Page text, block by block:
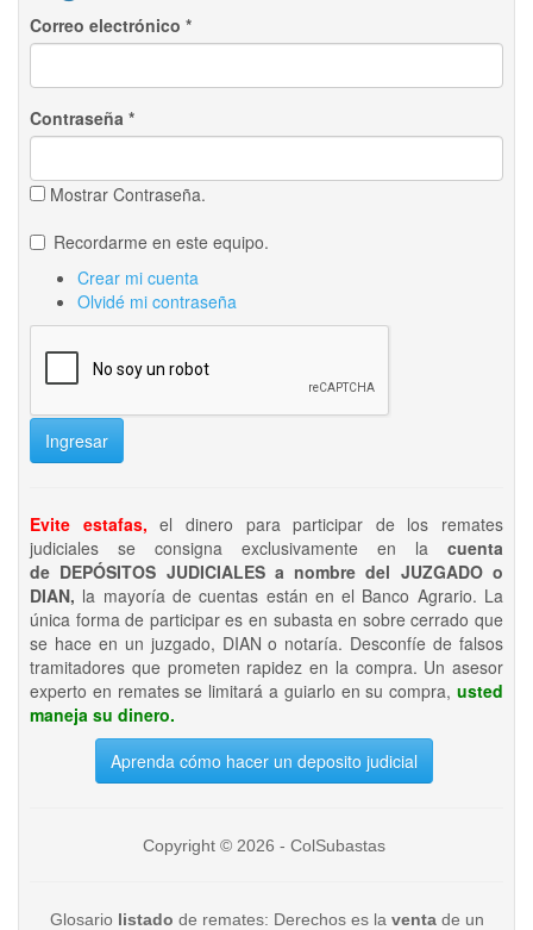
Correo electrónico *
Contraseña *
Mostrar Contraseña.
Recordarme en este equipo.
Crear mi cuenta
Olvidé mi contraseña
Ingresar
Evite estafas, el dinero para participar de los remates
judiciales se consigna exclusivamente en la cuenta
de DEPÓSITOS JUDICIALES a nombre del JUZGADO o
DIAN, la mayoría de cuentas están en el Banco Agrario. La
única forma de participar es en subasta en sobre cerrado que
se hace en un juzgado, DIAN o notaría. Desconfíe de falsos
tramitadores que prometen rapidez en la compra. Un asesor
experto en remates se limitará a guiarlo en su compra, usted
maneja su dinero.
Aprenda cómo hacer un deposito judicial
Copyright © 2026 - ColSubastas
Glosario listado de remates: Derechos es la ventade un